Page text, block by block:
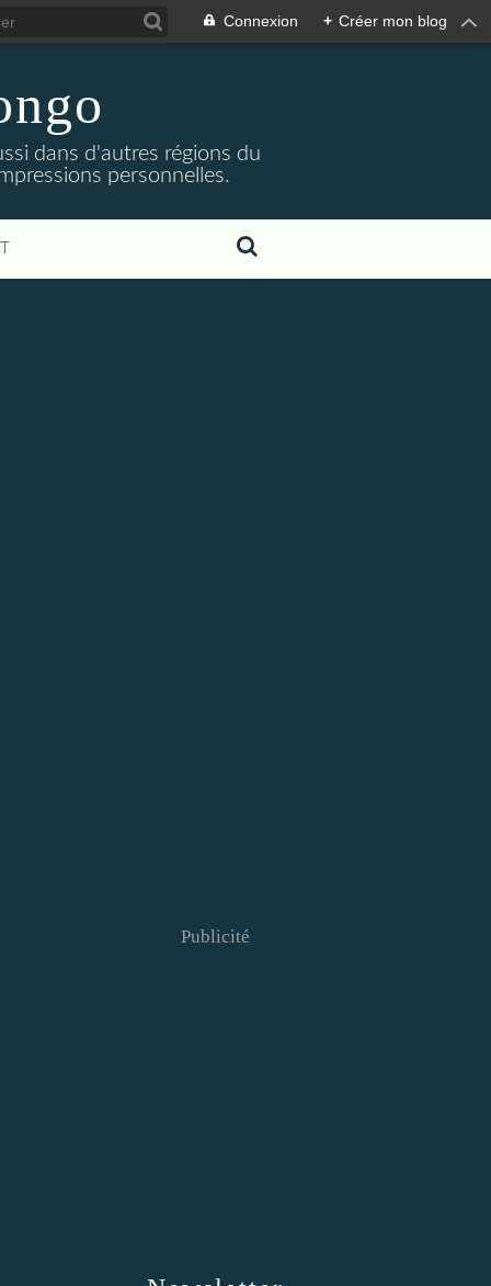
Connexion + Créer mon blog
dans d'autres régions du
personnelles.
Publicité